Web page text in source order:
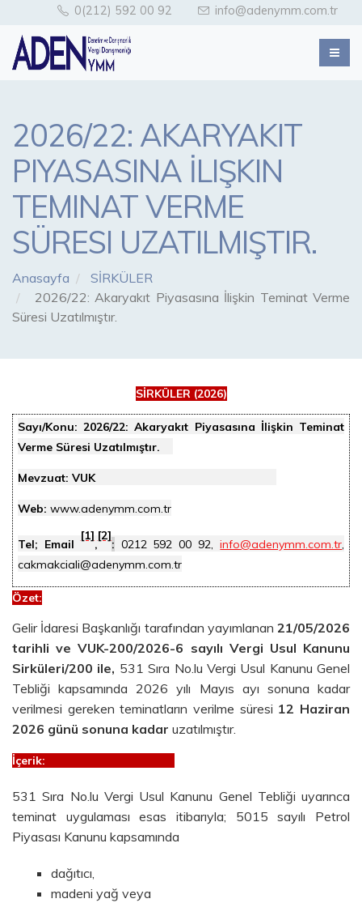
0(212) 592 00 92 info@adenymm.com.tr
2026/22: AKARYAKIT
PIYASASINA İLIŞKIN
TEMINAT VERME
SÜRESI UZATILMIŞTIR.
Anasayfa
SİRKÜLER
2026/22: Akaryakıt Piyasasına İlişkin Teminat Verme
Süresi Uzatılmıştır.
SİRKÜLER (2026)
Sayı/Konu: 2026/22: Akaryakıt Piyasasına İlişkin Teminat
Verme Süresi Uzatılmıştır.
Mevzuat: VUK
Web: www.adenymm.com.tr
Tel; Email
[1]
,
[2]
: 0212 592 00 92,info@adenymm.com.tr,
cakmakciali@adenymm.com.tr
Özet:
Gelir İdaresi Başkanlığı tarafından yayımlanan 21/05/2026
tarihli ve VUK-200/2026-6 sayılı Vergi Usul Kanunu
Sirküleri/200 ile, 531 Sıra No.lu Vergi Usul Kanunu Genel
Tebliği kapsamında 2026 yılı Mayıs ayı sonuna kadar
verilmesi gereken teminatların verilme süresi 12 Haziran
2026 günü sonuna kadar uzatılmıştır.
İçerik:
531 Sıra No.lu Vergi Usul Kanunu Genel Tebliği uyarınca
teminat uygulaması esas itibarıyla; 5015 sayılı Petrol
Piyasası Kanunu kapsamında
dağıtıcı,
madeni yağ veya